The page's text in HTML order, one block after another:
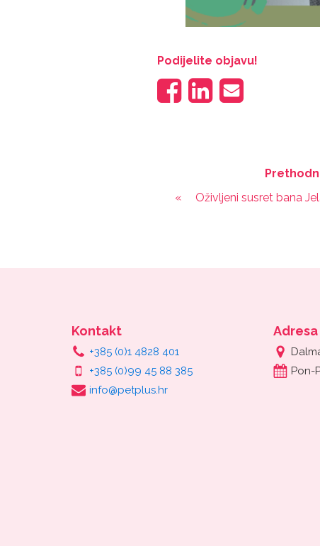
Podijelite objavu!
«
Oživljeni susret bana
Kontakt
+385 (0)1 4828 401
+385 (0)99 45 88 385
info@petplus.hr
Adresa
Pon-